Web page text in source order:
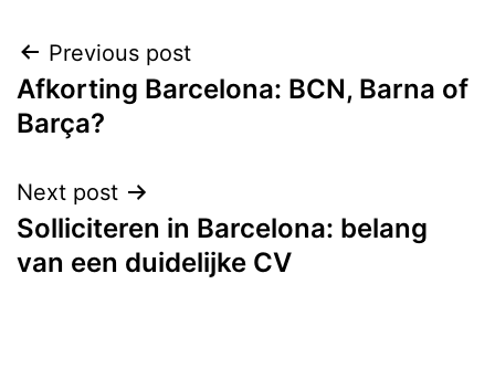
Post
navigation
Previous post
Afkorting Barcelona: BCN, Barna of
Barça?
Next post
Solliciteren in Barcelona: belang
van een duidelijke CV